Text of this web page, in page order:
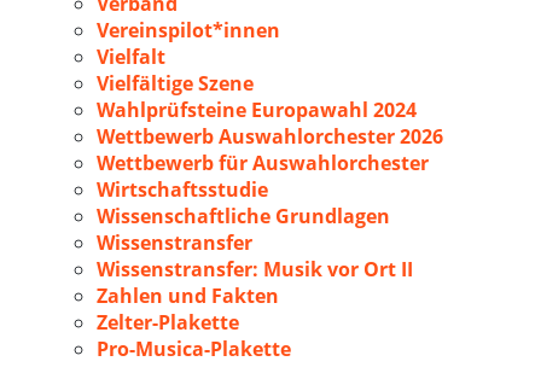
Vereinspilot*innen
Vielfalt
Vielfältige Szene
Wahlprüfsteine Europawahl 2024
Wettbewerb Auswahlorchester 2026
Wettbewerb für Auswahlorchester
Wirtschaftsstudie
Wissenschaftliche Grundlagen
Wissenstransfer
Wissenstransfer: Musik vor Ort II
Zahlen und Fakten
Zelter-Plakette
Pro-Musica-Plakette